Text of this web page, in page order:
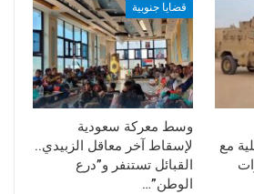
مع
قضايا جنوبية
وسط معركة سعودية
لإسقاط آخر معاقل الزبيدي..
القبائل تستنفر و”درع
الوطن”…